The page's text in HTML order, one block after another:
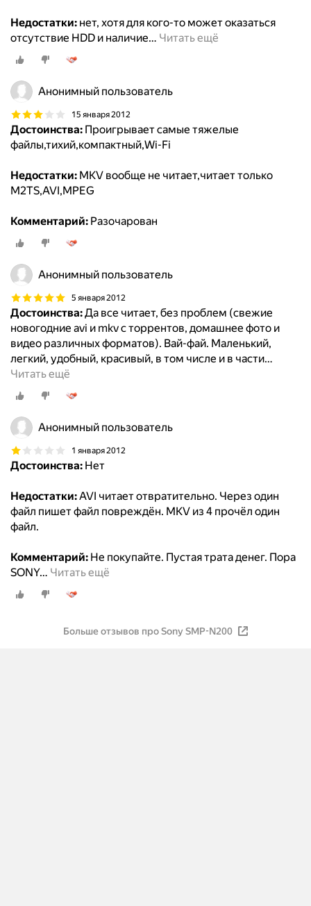
Недостатки: нет, хотя для кого-то может оказаться
отсутствие HDD и наличие… Читать ещё
Анонимный пользователь
15 января 2012
Достоинства: Проигрывает самые тяжелые
файлы,тихий,компактный,Wi-Fi
Недостатки: MKV вообще не читает,читает только
М2TS,AVI,MPEG
Комментарий: Разочарован
Анонимный пользователь
5 января 2012
Достоинства:Да все читает, без проблем (свежие
новогодние avi и mkv с торрентов, домашнее фото и
видео различных форматов). Вай-фай. Маленький,
легкий, удобный, красивый, в том числе и в части…
Читать ещё
Анонимный пользователь
1 января 2012
Достоинства: Нет
Недостатки:AVI читает отвратительно. Через один
файл пишет файл повреждён. MKV из 4 прочёл один
файл.
Комментарий: Не покупайте. Пустая трата денег. Пора
SONY… Читать ещё
Больше отзывов про Sony SMP-N200